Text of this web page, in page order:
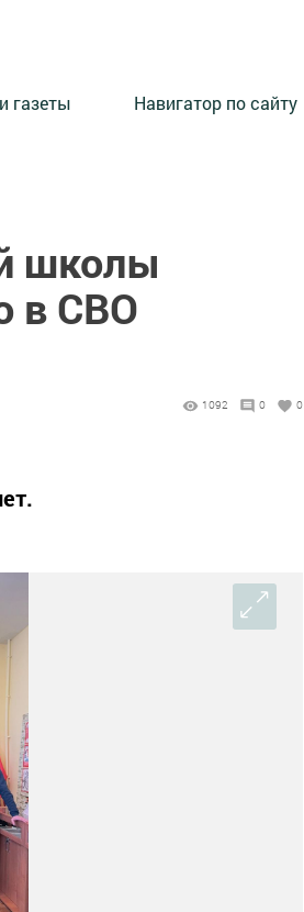
газеты Навигатор по сайту
школы
в СВО
1092 0 0